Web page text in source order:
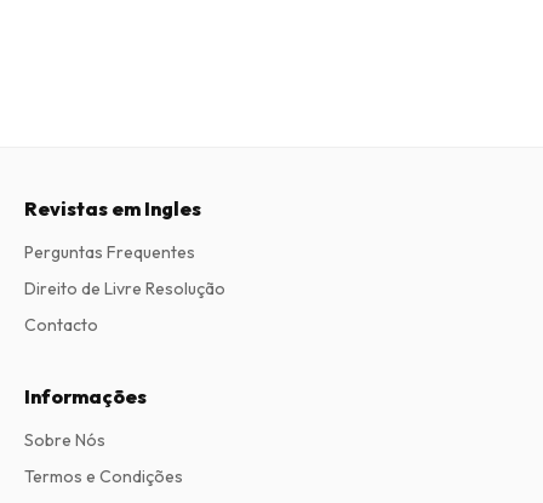
Revistas em Ingles
Perguntas Frequentes
Direito de Livre Resolução
Contacto
Informações
Sobre Nós
Termos e Condições